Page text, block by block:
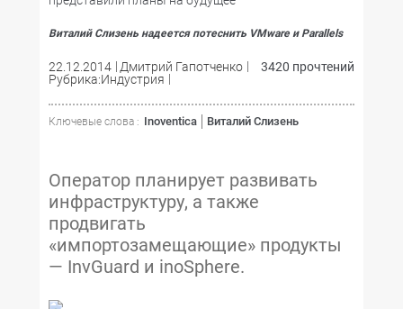
Виталий Слизень надеется потеснить VMware и Parallels
22.12.2014
Дмитрий Гапотченко
Рубрика:Индустрия
3420 прочтений
Ключевые слова : Inoventica Виталий Слизень
Оператор планирует развивать
инфраструктуру, а также
продвигать
«импортозамещающие» продукты
— InvGuard и inoSphere.